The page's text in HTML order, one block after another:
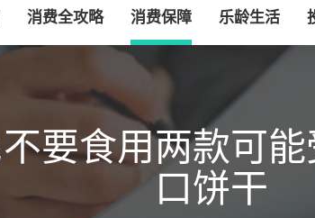
消费全攻略 消费保障 乐龄生活
要食用两款可
口饼干